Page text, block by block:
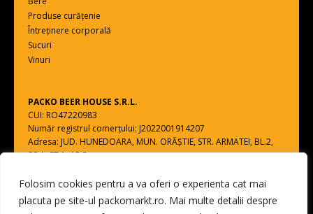
Folosim cookies pentru a va oferi o experienta cat mai
placuta pe site-ul packomarkt.ro. Mai multe detalii despre
Produse curățenie
Întreținere corporală
Sucuri
Vinuri
PACKO BEER HOUSE S.R.L.
CUI: RO47220983
Număr registrul comerțului: J2022001914207
Adresa: JUD. HUNEDOARA, MUN. ORĂŞTIE, STR. ARMATEI, BL.2,
SC.A, ET.1, AP.5
Toate drepturile rezervate - PACKO BEER HOUSE S.R.L.
web design byDOW MEDIA